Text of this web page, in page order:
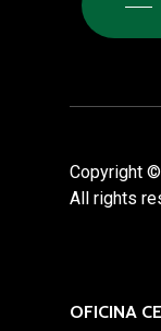
Copyright
All rights
OFICINA